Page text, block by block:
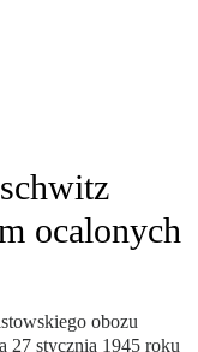
ocalonych
obozu
27 stycznia 1945 roku